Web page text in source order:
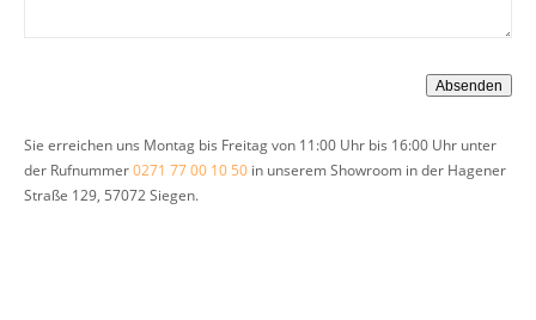
Sie erreichen uns Montag bis Freitag von 11:00 Uhr bis 16:00 Uhr unter
der Rufnummer0271 77 00 10 50 in unserem Showroom in der Hagener
Straße 129, 57072 Siegen.